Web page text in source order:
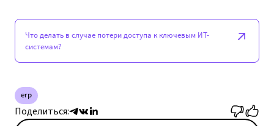
Что делать в случае потери доступа к ключевым ИТ-
системам?
erp
Поделиться: